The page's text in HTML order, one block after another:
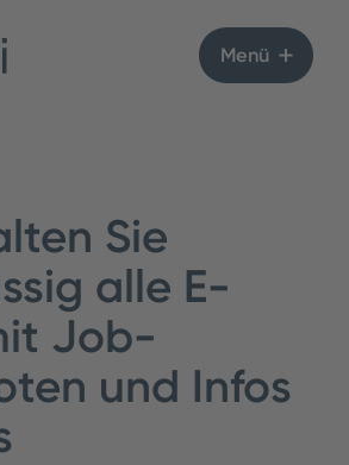
Menü
Sie
alle E-
Job-
und Infos